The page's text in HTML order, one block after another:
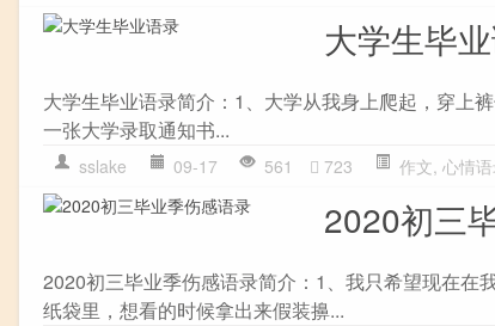
大学生毕
大学生毕业语录简介：1、大学从我身上爬起，穿上
一张大学录取通知书...
sslake 09-17 561 723 作文, 心情
2020初三
2020初三毕业季伤感语录简介：1、我只希望现在在
纸袋里，想看的时候拿出来假装擤...